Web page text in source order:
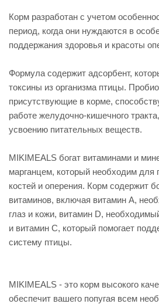
Корм разработан с учетом
период, когда они нуждаются в
поддержания здоровья и красоты
Формула содержит адсорбент,
токсины из организма птицы.
присутствующие в корме,
работе желудочно-кишечного
усвоению питательных веществ.
MIKIMEALS богат витаминами и
марганцем, который необходим для
костей и оперения. Корм содержит
витаминов, включая витамин А,
глаз и кожи, витамин D,
и витамин С, который помогает
систему птицы.
MIKIMEALS - это корм высокого
обеспечит вашего попугая всем